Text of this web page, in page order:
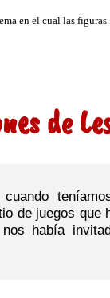
de
de juegos que
había